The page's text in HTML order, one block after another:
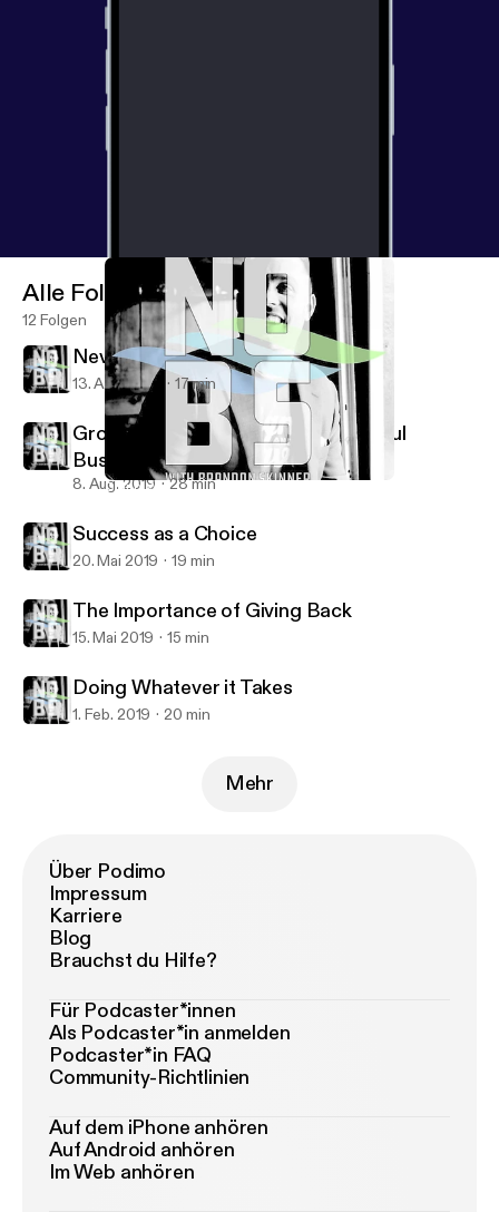
Doing Whatever it Takes
Alle Folgen
12 Folgen
Never Giving Up
13. Aug. 2019 17 min
Growing and Sustaining a Successful
Business
8. Aug. 2019 28 min
Success as a Choice
20. Mai 2019 19 min
The Importance of Giving Back
15. Mai 2019 15 min
Doing Whatever it Takes
1. Feb. 2019 20 min
Mehr
Über Podimo
Impressum
Karriere
Blog
Brauchst du Hilfe?
Für Podcaster*innen
Als Podcaster*in anmelden
Podcaster*in FAQ
Community-Richtlinien
Auf dem iPhone anhören
Auf Android anhören
Im Web anhören